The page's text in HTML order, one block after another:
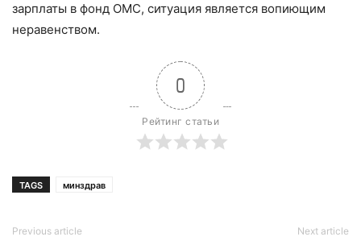
зарплаты в фонд ОМС, ситуация является вопиющим
неравенством.
0
Рейтинг статьи
TAGS минздрав
Previous article Next article